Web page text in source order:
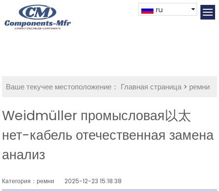
ru
Ваше текучее местоположение： Главная страница> ремни
Weidmüller промысловая以太
нет-кабель отечественная замена
анализ
Категория：ремни 2025-12-23 15:18:38